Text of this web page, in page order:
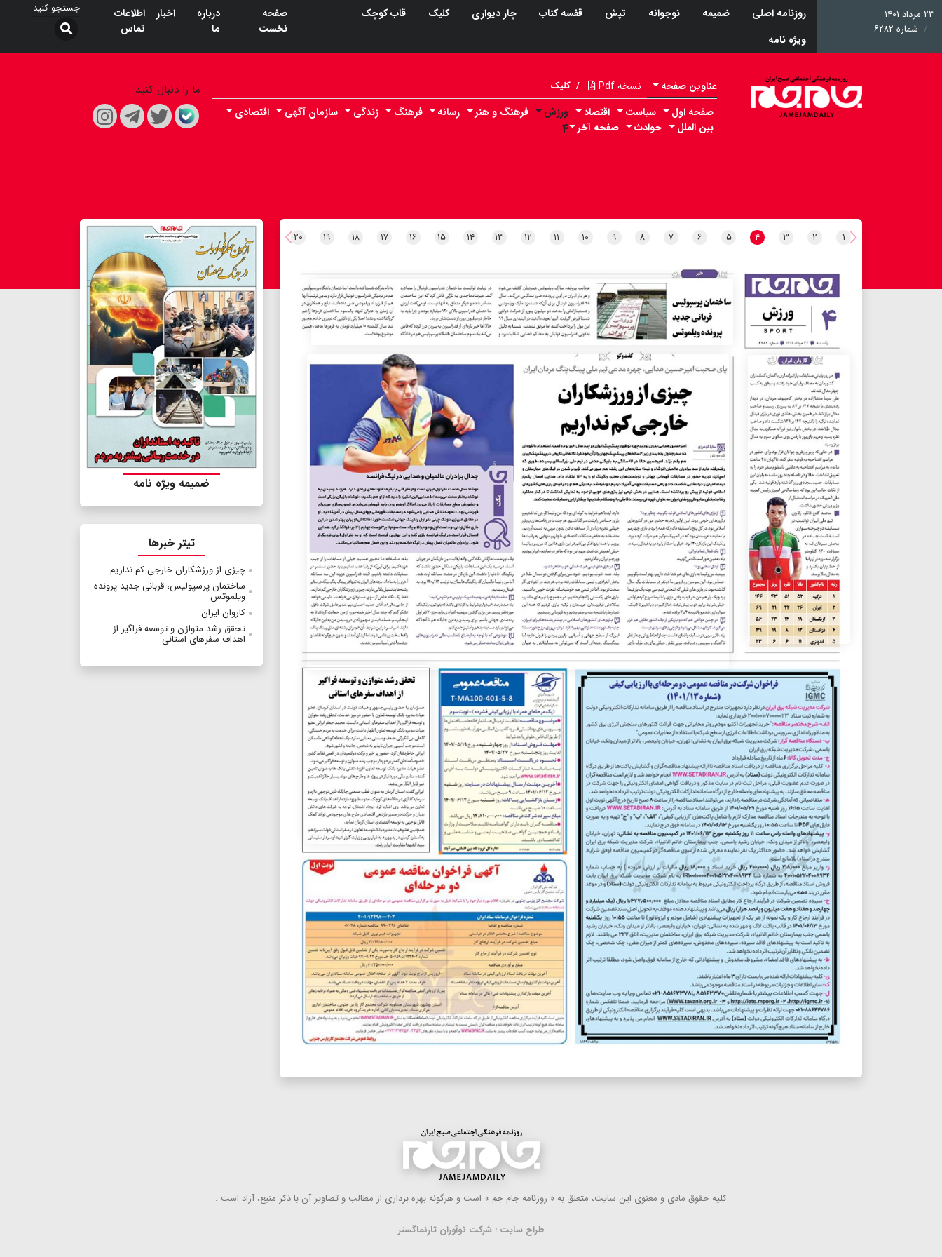
۲۳ مرداد ۱۴۰۱
شماره ۶۲۸۲
روزنامه اصلی ضمیمه نوجوانه تپش قفسه کتاب چار دیواری کلیک
قاب کوچک
ویژه نامه
صفحه
نخست
درباره
ما
اخبار
اطلاعات
تماس
عناوین صفحه نسخه Pdf / کلیک
صفحه اول سیاست اقتصاد ورزش
۴
فرهنگ و هنر رسانه فرهنگ زندگی سازمان آگهی
اقتصادی
بین الملل
حوادث صفحه آخر
ما را دنبال کنید
۱ ۲ ۳ ۴ ۵ ۶ ۷ ۸ ۹ ۱۰ ۱۱ ۱۲ ۱۳ ۱۴ ۱۵ ۱۶ ۱۷ ۱۸ ۱۹ ۲۰
ضمیمه ویژه نامه
تیتر خبرها
چیزی از ورزشکاران خارجی کم نداریم
ساختمان پرسپولیس، قربانی جدید پرونده
ویلموتس
کاروان ایران
تحقق رشد متوازن و توسعه فراگیر از
اهداف سفرهای استانی
كلیه حقوق مادی و معنوی این سایت، متعلق به « روزنامه جام جم » است و هرگونه بهره ‌برداری از مطالب و تصاویر آن با ذكر منبع، آزاد است .
طراح سایت : شرکت نوآوران تارنماگستر